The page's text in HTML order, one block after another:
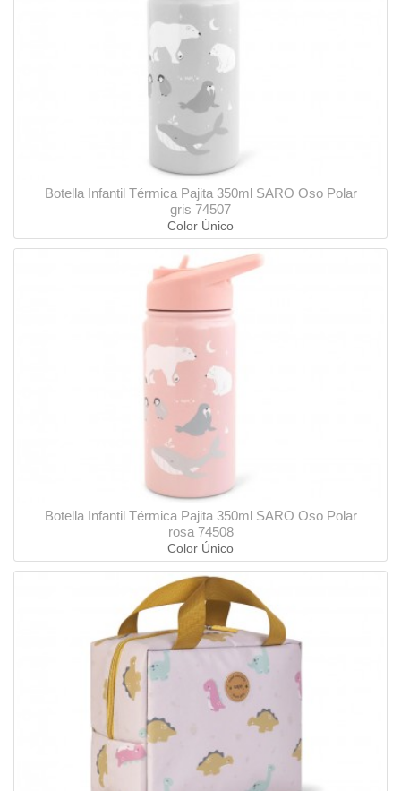
Botella Infantil Térmica Pajita 350ml SARO Oso Polar
gris 74507
Color Único
Botella Infantil Térmica Pajita 350ml SARO Oso Polar
rosa 74508
Color Único